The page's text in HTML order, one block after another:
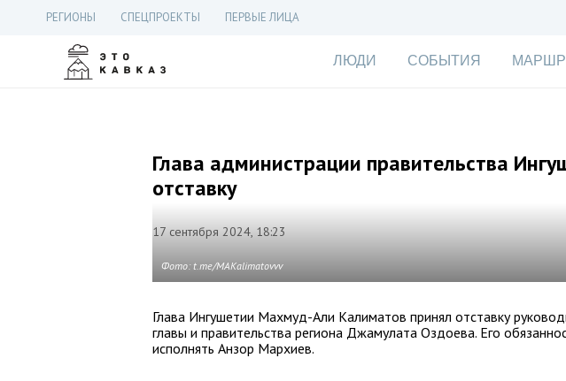
РЕГИОНЫ СПЕЦПРОЕКТЫ ПЕРВЫЕ ЛИЦА
ЛЮДИ СОБЫТИЯ
Глава администрации правительства
отставку
17 сентября 2024, 18:23
Фото: t.me/MAKalimatovvv
Глава Ингушетии Махмуд-Али Калиматов принял отставку
главы и правительства региона Джамулата Оздоева. Его
исполнять Анзор Мархиев.